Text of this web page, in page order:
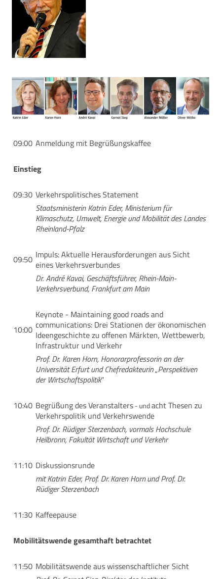
09:00 Anmeldung mit Begrüßungskaffee
Einstieg
09:30 Verkehrspolitisches Statement
Staatsministerin Katrin Eder, Ministerium für
Klimaschutz, Umwelt, Energie und Mobilität des Landes
Rheinland-Pfalz
09:50 Impuls: Aktuelle Herausforderungen aus Sicht
eines Verkehrsverbundes
Dr. André Kavai, Geschäftsführer, Rhein-Main-
Verkehrsverbund, Frankfurt am Main
10:00
Keynote - Maintaining good roads and
communications: Drei Stationen der ökonomischen
Ideengeschichte zu offenen Märkten, Wettbewerb,
Infrastruktur und Verkehr
Prof. Dr. Karen Horn, Honorarprofessorin an der
Universität Erfurt und Chefredakteurin„Perspektiven
der Wirtschaftspolitik"
10:40 Begrüßung des Veranstalters- undacht Thesen zu
Verkehrspolitik und Verkehrswende
Prof. Dr. Rüdiger Sterzenbach, vormals Hochschule
Heilbronn, Fakultät Wirtschaft und Verkehr
11:10 Diskussionsrunde
mit Katrin Eder, Prof. Dr.Karen Hornund Prof. Dr.
Rüdiger Sterzenbach
11:30 Kaffeepause
Mobilitätswende gesamthaft betrachtet
11:50 Mobilitätswende aus wissenschaftlicher Sicht